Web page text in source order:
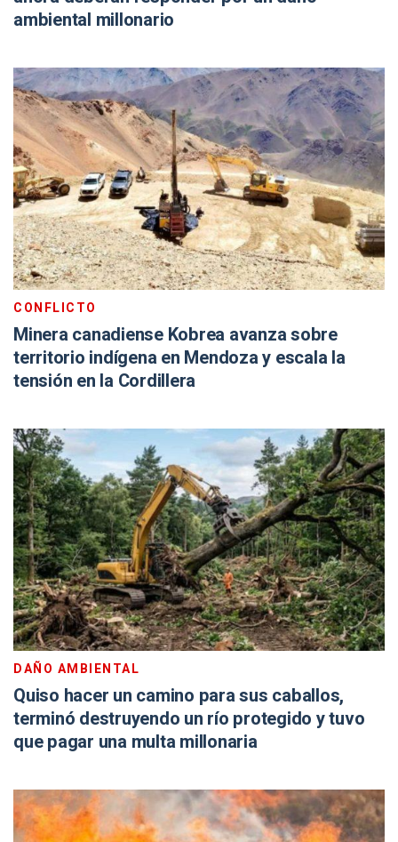
ambiental millonario
CONFLICTO
Minera canadiense Kobrea avanza sobre
territorio indígena en Mendoza y escala la
tensión en la Cordillera
DAÑO AMBIENTAL
Quiso hacer un camino para sus caballos,
terminó destruyendo un río protegido y tuvo
que pagar una multa millonaria